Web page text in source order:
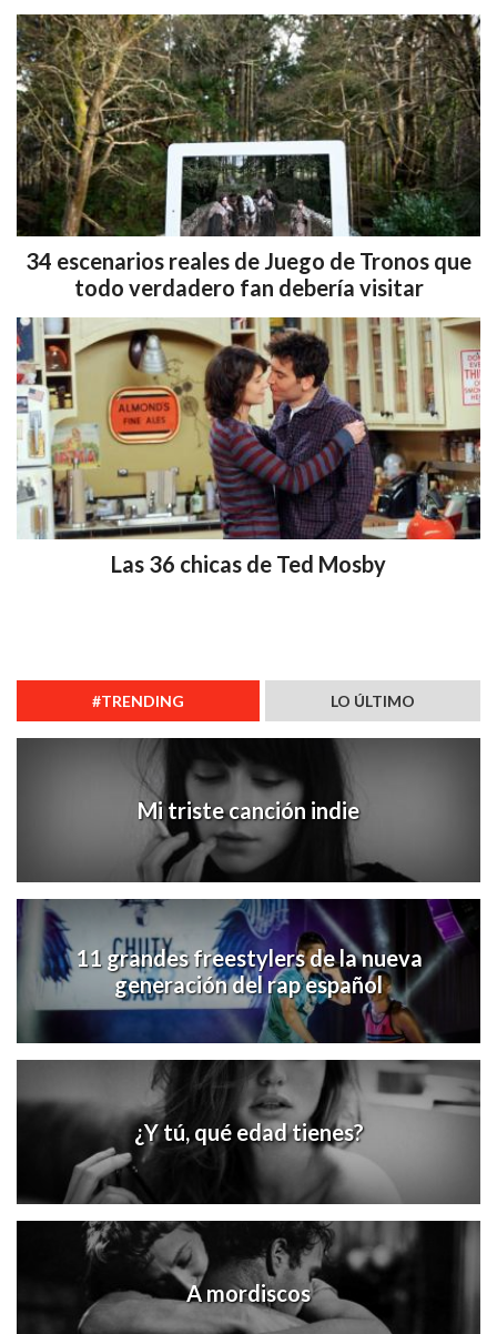
34 escenarios reales de Juego de Tronos que
todo verdadero fan debería visitar
Las 36 chicas de Ted Mosby
#TRENDING LO ÚLTIMO
Mi triste canción indie
11 grandes freestylers de la nueva
generación del rap español
¿Y tú, qué edad tienes?
A mordiscos